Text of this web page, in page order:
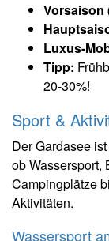
Vorsaison
Luxus-
Tipp:
20-30%!
Sport &
Der Gardasee
ob Wassersport,
Campingplätze
Aktivitäten.
Wassersport